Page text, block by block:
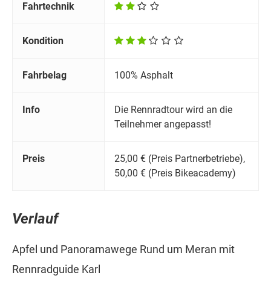
Fahrtechnik
Kondition
Fahrbelag 100% Asphalt
Info
Die Rennradtour wird an die
Teilnehmer angepasst!
Preis
25,00 € (Preis Partnerbetriebe),
50,00 € (Preis Bikeacademy)
Verlauf
Apfel und Panoramawege Rund um Meran mit
Rennradguide Karl